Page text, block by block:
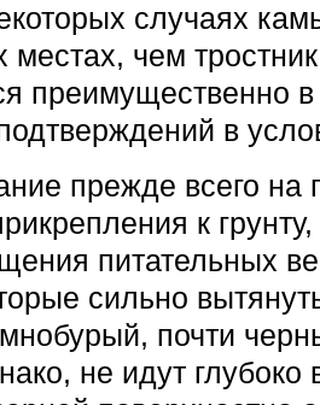
случаях
местах, чем
преимущественно
в
прежде всего на
к
питательных
сильно
почти
не идут глубоко